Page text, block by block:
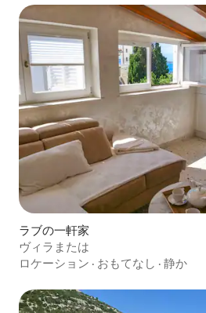
ラブの一軒家
ヴィラまたは
ロケーション · おもてなし · 静か